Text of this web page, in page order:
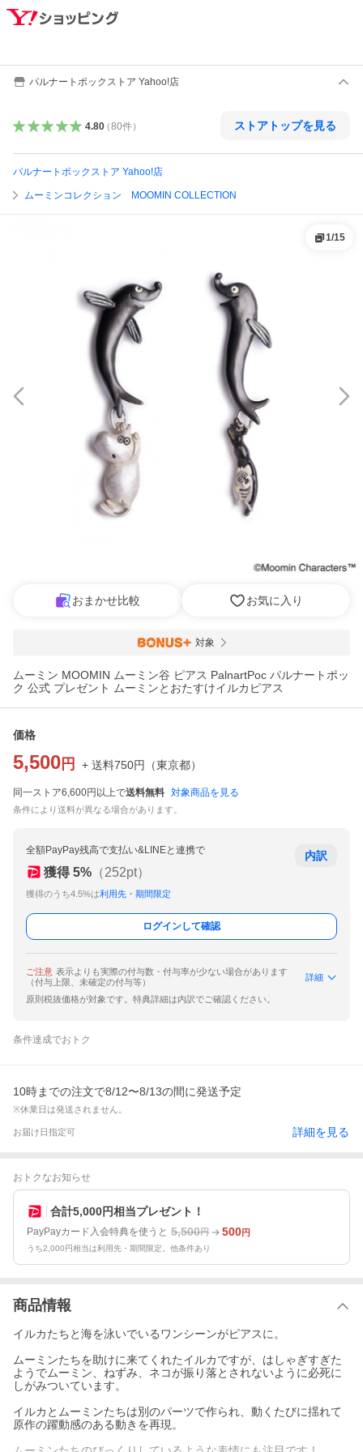
パルナートポックストア Yahoo!店
4.80（80件） ストアトップを見る
パルナートポックストア Yahoo!店
ムーミンコレクション MOOMIN COLLECTION
1/15
おまかせ比較 お気に入り
対象
ムーミン MOOMIN ムーミン谷 ピアス PalnartPoc パルナートポッ
ク 公式 プレゼント ムーミンとおたすけイルカピアス
価格
5,500 円 + 送料750円 （東京都）
同一ストア6,600円以上で送料無料 対象商品を見る
条件により送料が異なる場合があります。
全額PayPay残高で支払い&LINEと連携で
獲得 5% （252pt）
獲得のうち4.5%は利用先・期間限定
内訳
ログインして確認
ご注意 表示よりも実際の付与数・付与率が少ない場合があります
（付与上限、未確定の付与等）
詳細
原則税抜価格が対象です。特典詳細は内訳でご確認ください。
条件達成でおトク
10時までの注文で8/12〜8/13の間に発送予定
※休業日は発送されません。
お届け日指定可 詳細を見る
おトクなお知らせ
合計5,000円相当プレゼント！
PayPayカード入会特典を使うと 5,500円 500円
うち2,000円相当は利用先・期間限定。他条件あり
商品情報
イルカたちと海を泳いでいるワンシーンがピアスに。
ムーミンたちを助けに来てくれたイルカですが、はしゃぎすぎた
ようでムーミン、ねずみ、ネコが振り落とされないように必死に
しがみついています。
イルカとムーミンたちは別のパーツで作られ、動くたびに揺れて
原作の躍動感のある動きを再現。